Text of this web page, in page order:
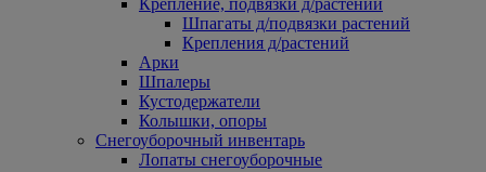
Крепление, подвязки д/растений
Шпагаты д/подвязки растений
Крепления д/растений
Арки
Шпалеры
Кустодержатели
Колышки, опоры
Снегоуборочный инвентарь
Лопаты снегоуборочные